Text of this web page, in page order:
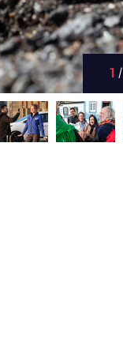
1